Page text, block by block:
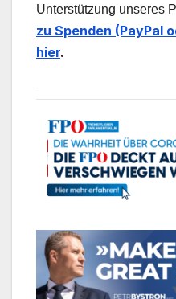
Unterstützung unseres
zu Spenden (PayPal
hier.